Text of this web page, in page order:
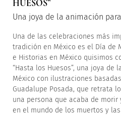
HUESOS”
Una joya de la animación
Una de las celebraciones más
tradición en México es el Día de
e Historias en México quisimos
“Hasta los Huesos”, una joya de
México con ilustraciones
Guadalupe Posada, que retrata
una persona que acaba de
en el mundo de los muertos y